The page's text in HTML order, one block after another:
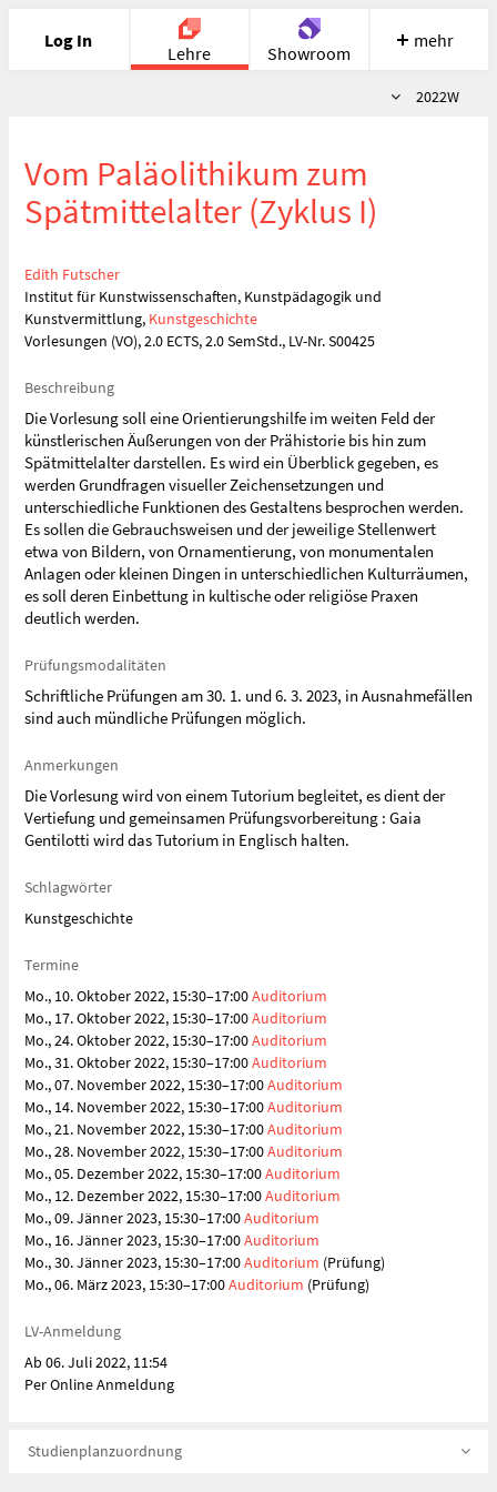
Log In
Lehre Showroom
Meet Recherche
mehr
Semester
2022W
Vom Paläolithikum zum
Spätmittelalter (Zyklus I)
Edith Futscher
Institut für Kunstwissenschaften, Kunstpädagogik und
Kunstvermittlung, Kunstgeschichte
Vorlesungen (VO), 2.0 ECTS, 2.0 SemStd., LV-Nr. S00425
Beschreibung
Die Vorlesung soll eine Orientierungshilfe im weiten Feld der
künstlerischen Äußerungen von der Prähistorie bis hin zum
Spätmittelalter darstellen. Es wird ein Überblick gegeben, es
werden Grundfragen visueller Zeichensetzungen und
unterschiedliche Funktionen des Gestaltens besprochen werden.
Es sollen die Gebrauchsweisen und der jeweilige Stellenwert
etwa von Bildern, von Ornamentierung, von monumentalen
Anlagen oder kleinen Dingen in unterschiedlichen Kulturräumen,
es soll deren Einbettung in kultische oder religiöse Praxen
deutlich werden.
Prüfungsmodalitäten
Schriftliche Prüfungen am 30. 1. und 6. 3. 2023, in Ausnahmefällen
sind auch mündliche Prüfungen möglich.
Anmerkungen
Die Vorlesung wird von einem Tutorium begleitet, es dient der
Vertiefung und gemeinsamen Prüfungsvorbereitung : Gaia
Gentilotti wird das Tutorium in Englisch halten.
Schlagwörter
Kunstgeschichte
Termine
Mo., 10. Oktober 2022, 15:30–17:00Auditorium
Mo., 17. Oktober 2022, 15:30–17:00Auditorium
Mo., 24. Oktober 2022, 15:30–17:00Auditorium
Mo., 31. Oktober 2022, 15:30–17:00Auditorium
Mo., 07. November 2022, 15:30–17:00Auditorium
Mo., 14. November 2022, 15:30–17:00Auditorium
Mo., 21. November 2022, 15:30–17:00Auditorium
Mo., 28. November 2022, 15:30–17:00Auditorium
Mo., 05. Dezember 2022, 15:30–17:00Auditorium
Mo., 12. Dezember 2022, 15:30–17:00Auditorium
Mo., 09. Jänner 2023, 15:30–17:00Auditorium
Mo., 16. Jänner 2023, 15:30–17:00Auditorium
Mo., 30. Jänner 2023, 15:30–17:00Auditorium (Prüfung)
Mo., 06. März 2023, 15:30–17:00Auditorium (Prüfung)
LV-Anmeldung
Ab 06. Juli 2022, 11:54
Per Online Anmeldung
Studienplanzuordnung